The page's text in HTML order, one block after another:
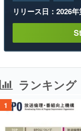
リリース日：2026
ランキング
1